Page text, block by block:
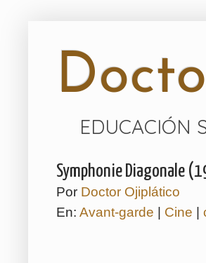
EDUCACIÓN
Symphonie Diagonale
Por Doctor Ojiplático
En: Avant-garde Cine